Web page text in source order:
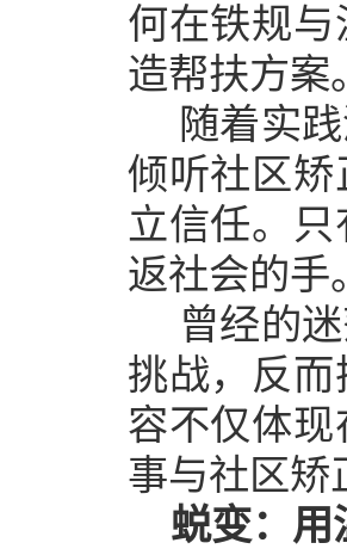
何在铁规
造帮扶方案
随着实
倾听社区
立信任。
返社会的手
曾经的
挑战，反
容不仅体
事与社区矫
蜕变：用